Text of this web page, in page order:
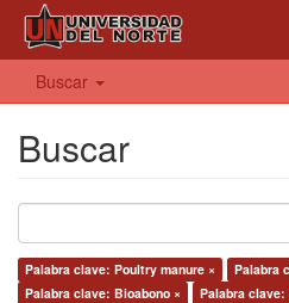
Buscar
Buscar
Palabra clave: Poultry manure ×
Palabra
Palabra clave: Bioabono ×
Palabra clave: